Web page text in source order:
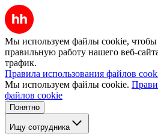
Мы используем файлы cookie, чтобы
правильную работу нашего веб-
трафик.
Правила использования файлов
Мы используем файлы cookie.
файлов cookie
Понятно
Ищу сотрудника